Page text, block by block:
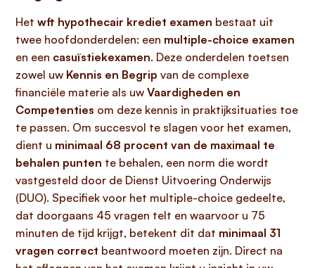
Het wft hypothecair krediet examen bestaat uit
twee hoofdonderdelen: een multiple-choice examen
en een casuïstiekexamen. Deze onderdelen toetsen
zowel uw Kennis en Begrip van de complexe
financiële materie als uw Vaardigheden en
Competenties om deze kennis in praktijksituaties toe
te passen. Om succesvol te slagen voor het examen,
dient u minimaal 68 procent van de maximaal te
behalen punten te behalen, een norm die wordt
vastgesteld door de Dienst Uitvoering Onderwijs
(DUO). Specifiek voor het multiple-choice gedeelte,
dat doorgaans 45 vragen telt en waarvoor u 75
minuten de tijd krijgt, betekent dit dat minimaal 31
vragen correct beantwoord moeten zijn. Direct na